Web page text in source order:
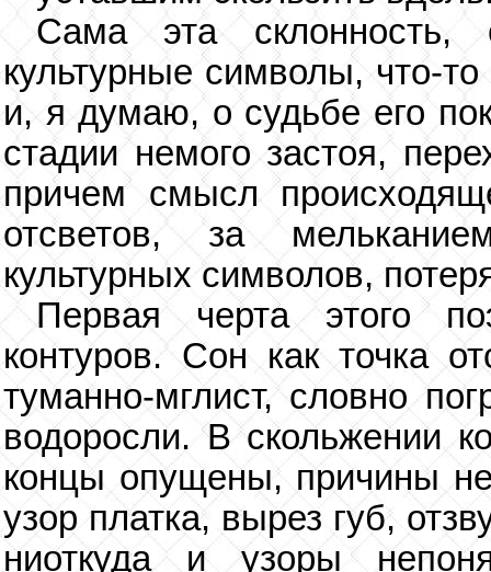
Сама эта склонность,
культурные символы, что-
и, я думаю, о судьбе его
стадии немого застоя,
причем смысл
отсветов, за
культурных символов,
Первая черта этого
контуров. Сон как точка
туманно-мглист, словно
водоросли. В скольжении
концы опущены, причины
узор платка, вырез губ,
ниоткуда и узоры